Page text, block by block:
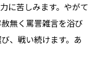
に苦しみます。やがて
無く罵詈雑言を浴び
、戦い続けます。あ